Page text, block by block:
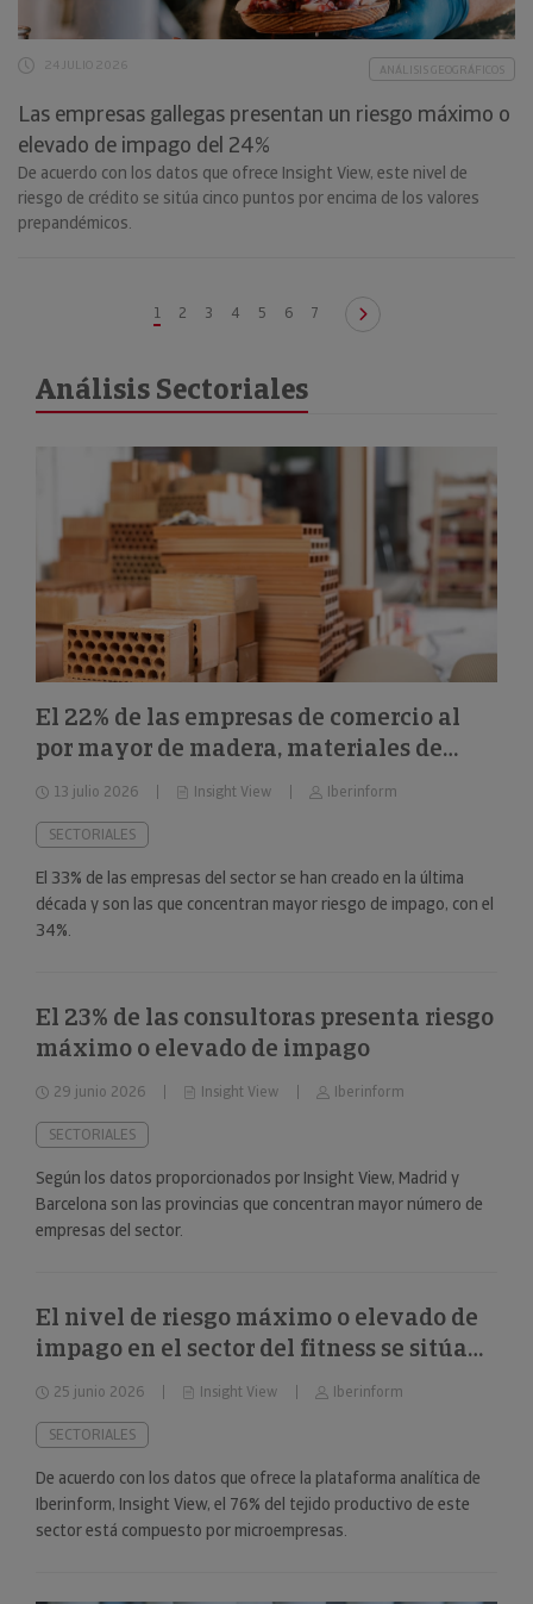
24 JULIO 2026 ANÁLISIS GEOGRÁFICOS
Las empresas gallegas presentan un riesgo máximo o
elevado de impago del 24%
De acuerdo con los datos que ofrece Insight View, este nivel de
riesgo de crédito se sitúa cinco puntos por encima de los valores
prepandémicos.
1 2 3 4 5 6 7
Análisis Sectoriales
El 22% de las empresas de comercio al
por mayor de madera, materiales de
construcción y aparatos sanitarios están
en riesgo máximo o elevado de impago
13 julio 2026 Insight View Iberinform
SECTORIALES
El 33% de las empresas del sector se han creado en la última
década y son las que concentran mayor riesgo de impago, con el
34%.
El 23% de las consultoras presenta riesgo
máximo o elevado de impago
29 junio 2026 Insight View Iberinform
SECTORIALES
Según los datos proporcionados por Insight View, Madrid y
Barcelona son las provincias que concentran mayor número de
empresas del sector.
El nivel de riesgo máximo o elevado de
impago en el sector del fitness se sitúa
en el 34%
25 junio 2026 Insight View Iberinform
SECTORIALES
De acuerdo con los datos que ofrece la plataforma analítica de
Iberinform, Insight View, el 76% del tejido productivo de este
sector está compuesto por microempresas.